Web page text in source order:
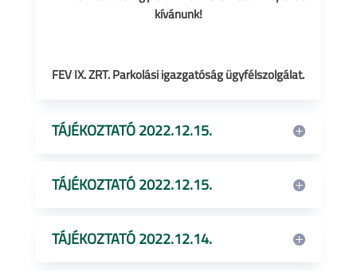
kívánunk!
FEV IX. ZRT. Parkolási igazgatóság ügyfélszolgálat.
TÁJÉKOZTATÓ 2022.12.15.
TÁJÉKOZTATÓ 2022.12.15.
TÁJÉKOZTATÓ 2022.12.14.